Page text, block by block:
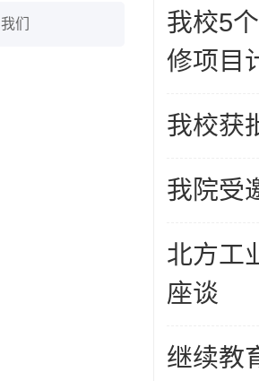
们
我校5
修项目
我校获
我院受
北方工
座谈
继续教